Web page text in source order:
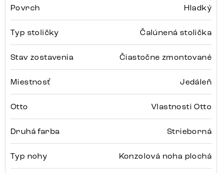
Povrch Hladký
Typ stoličky Čalúnená stolička
Stav zostavenia Čiastočne zmontované
Miestnosť Jedáleň
Otto Vlastnosti Otto
Druhá farba Strieborná
Typ nohy Konzolová noha plochá